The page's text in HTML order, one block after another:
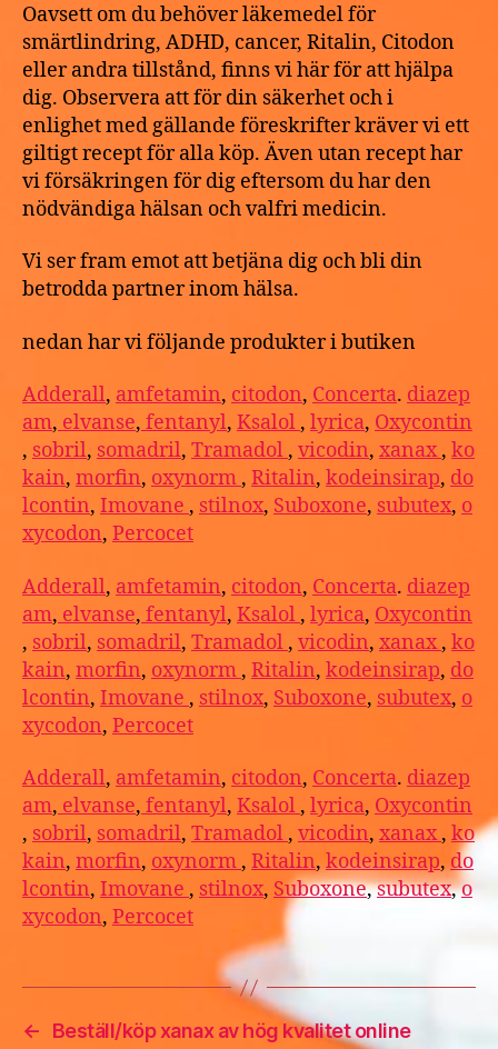
Oavsett om du behöver läkemedel för
smärtlindring, ADHD, cancer, Ritalin, Citodon
eller andra tillstånd, finns vi här för att hjälpa
dig. Observera att för din säkerhet och i
enlighet med gällande föreskrifter kräver vi ett
giltigt recept för alla köp. Även utan recept har
vi försäkringen för dig eftersom du har den
nödvändiga hälsan och valfri medicin.
Vi ser fram emot att betjäna dig och bli din
betrodda partner inom hälsa.
nedan har vi följande produkter i butiken
Adderall, amfetamin, citodon, Concerta. diazep
am, elvanse, fentanyl, Ksalol , lyrica, Oxycontin
, sobril, somadril, Tramadol , vicodin, xanax, ko
kain, morfin, oxynorm , Ritalin, kodeinsirap, do
lcontin, Imovane , stilnox, Suboxone, subutex, o
xycodon, Percocet
Adderall, amfetamin, citodon, Concerta. diazep
am, elvanse, fentanyl, Ksalol , lyrica, Oxycontin
, sobril, somadril, Tramadol , vicodin, xanax, ko
kain, morfin, oxynorm , Ritalin, kodeinsirap, do
lcontin, Imovane , stilnox, Suboxone, subutex, o
xycodon, Percocet
Adderall, amfetamin, citodon, Concerta. diazep
am, elvanse, fentanyl, Ksalol , lyrica, Oxycontin
, sobril, somadril, Tramadol , vicodin, xanax, ko
kain, morfin, oxynorm , Ritalin,kodeinsirap,do
lcontin, Imovane , stilnox, Suboxone,subutex,o
xycodon, Percocet
←
Beställ/köp xanax av hög kvalitet online